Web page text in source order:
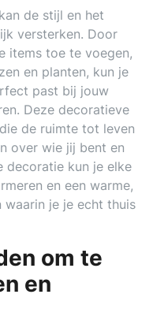
de stijl en het
versterken. Door
items toe te voegen,
en planten, kun je
past bij jouw
Deze decoratieve
de ruimte tot leven
over wie jij bent en
decoratie kun je elke
en een warme,
je je echt thuis
om te
en